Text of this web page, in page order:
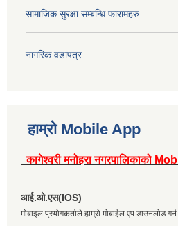
सामाजिक सुरक्षा सम्बन्धि फारामहरु
नागरिक वडापत्र
हाम्रो Mobile App
कागेश्वरी मनोहरा नगरपालिकाको
आई.ओ.एस(IOS)
मोबाइल प्रयोगकर्ताले हाम्रो मोबाईल एप डाउनलोड गर्न